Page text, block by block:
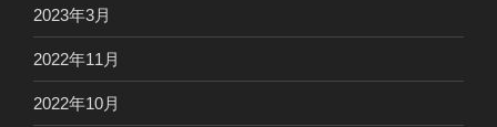
2023年3月
2022年11月
2022年10月